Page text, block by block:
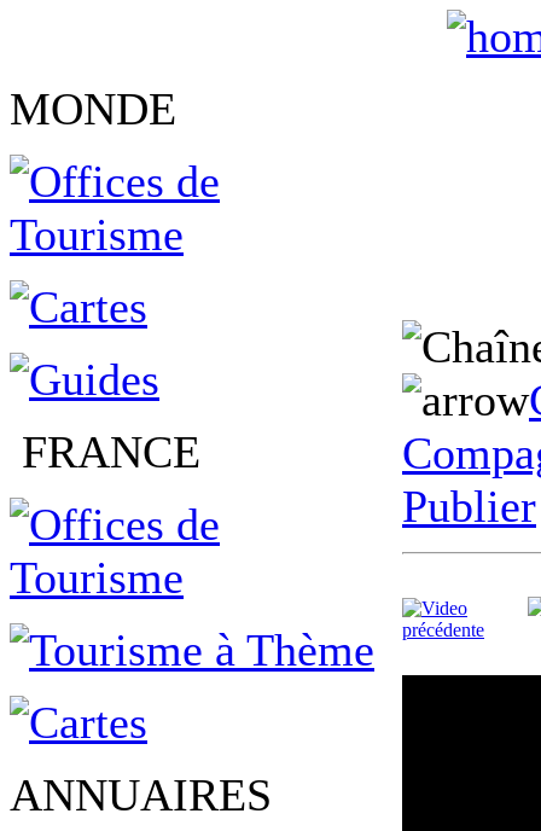
MONDE
FRANCE
ANNUAIRES
Publier